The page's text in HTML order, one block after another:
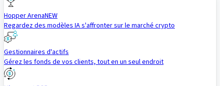
Hopper ArenaNEW
Regardez des modèles IA s'affronter sur le marché crypto
Gestionnaires d'actifs
Gérez les fonds de vos clients, tout en un seul endroit